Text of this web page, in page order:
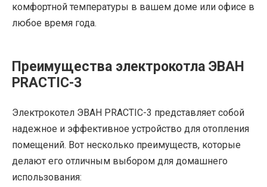
комфортной температуры в вашем доме или офисе в
любое время года.
Преимущества электрокотла ЭВАН
PRACTIC-3
Электрокотел ЭВАН PRACTIC-3 представляет собой
надежное и эффективное устройство для отопления
помещений. Вот несколько преимуществ, которые
делают его отличным выбором для домашнего
использования: